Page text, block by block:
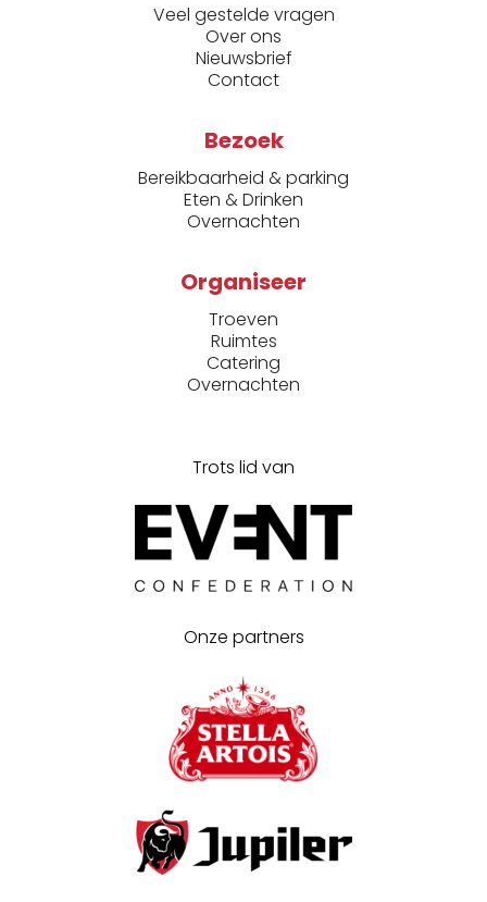
Veel gestelde vragen
Over ons
Nieuwsbrief
Contact
Bezoek
Bereikbaarheid & parking
Eten & Drinken
Overnachten
Organiseer
Troeven
Ruimtes
Catering
Overnachten
Trots lid van
Onze partners